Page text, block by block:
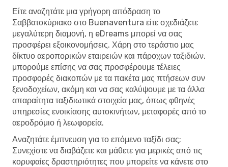
Είτε αναζητάτε μια γρήγορη απόδραση το
Σαββατοκύριακο στο Buenaventura είτε σχεδιάζετε
μεγαλύτερη διαμονή, η eDreams μπορεί να σας
προσφέρει εξοικονομήσεις. Χάρη στο τεράστιο μας
δίκτυο αεροπορικών εταιρειών και πάροχων ταξιδιών,
μπορούμε επίσης να σας προσφέρουμε τέλειες
προσφορές διακοπών με τα πακέτα μας πτήσεων συν
ξενοδοχείων, ακόμη και να σας καλύψουμε με τα άλλα
απαραίτητα ταξιδιωτικά στοιχεία μας, όπως φθηνές
υπηρεσίες ενοικίασης αυτοκινήτων, μεταφορές από το
αεροδρόμιο ή λεωφορεία.
Αναζητάτε έμπνευση για το επόμενο ταξίδι σας;
Συνεχίστε να διαβάζετε και μάθετε για μερικές από τις
κορυφαίες δραστηριότητες που μπορείτε να κάνετε στο